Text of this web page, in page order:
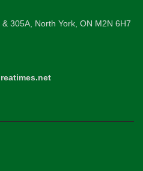
305A, North York, ON M2N 6H7